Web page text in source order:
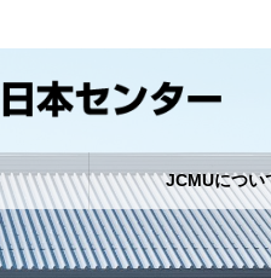
JCMUについ